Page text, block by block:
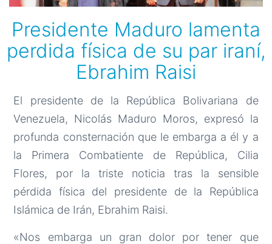
Presidente Maduro lamenta
perdida física de su par iraní,
Ebrahim Raisi
El presidente de la República Bolivariana de
Venezuela, Nicolás Maduro Moros, expresó la
profunda consternación que le embarga a él y a
la Primera Combatiente de República, Cilia
Flores, por la triste noticia tras la sensible
pérdida física del presidente de la República
Islámica de Irán, Ebrahim Raisi.
«Nos embarga un gran dolor por tener que